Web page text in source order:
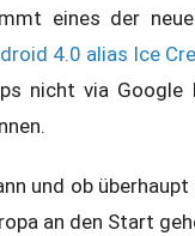
eines der
4.0 alias Ice
nicht via Google
und ob
an den Start